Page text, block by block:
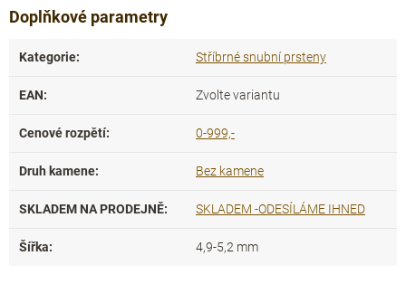
Doplňkové parametry
Kategorie: Stříbrné snubní prsteny
EAN: Zvolte variantu
Cenové rozpětí: 0-999,-
Druh kamene: Bez kamene
SKLADEM NA PRODEJNĚ: SKLADEM -ODESÍLÁME IHNED
Šířka: 4,9-5,2 mm